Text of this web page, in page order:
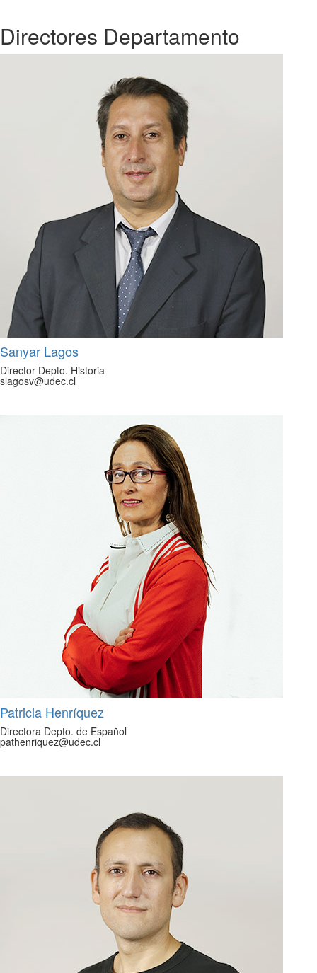
Directores Departamento
Sanyar Lagos
Director Depto. Historia
slagosv@udec.cl
Patricia Henríquez
Directora Depto. de Español
pathenriquez@udec.cl